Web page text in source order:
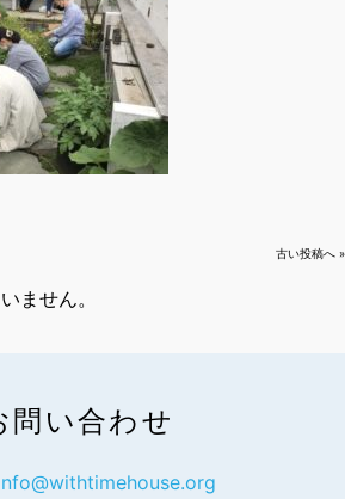
古い投稿へ »
ません。
問い合わせ